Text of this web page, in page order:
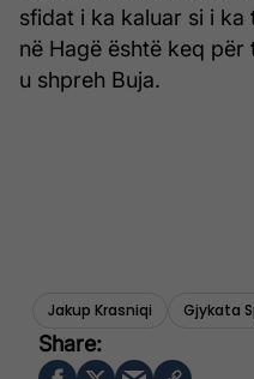
sfidat i ka kaluar si i
në Hagë është keq për
u shpreh Buja.
Jakup Krasniqi Gjykata